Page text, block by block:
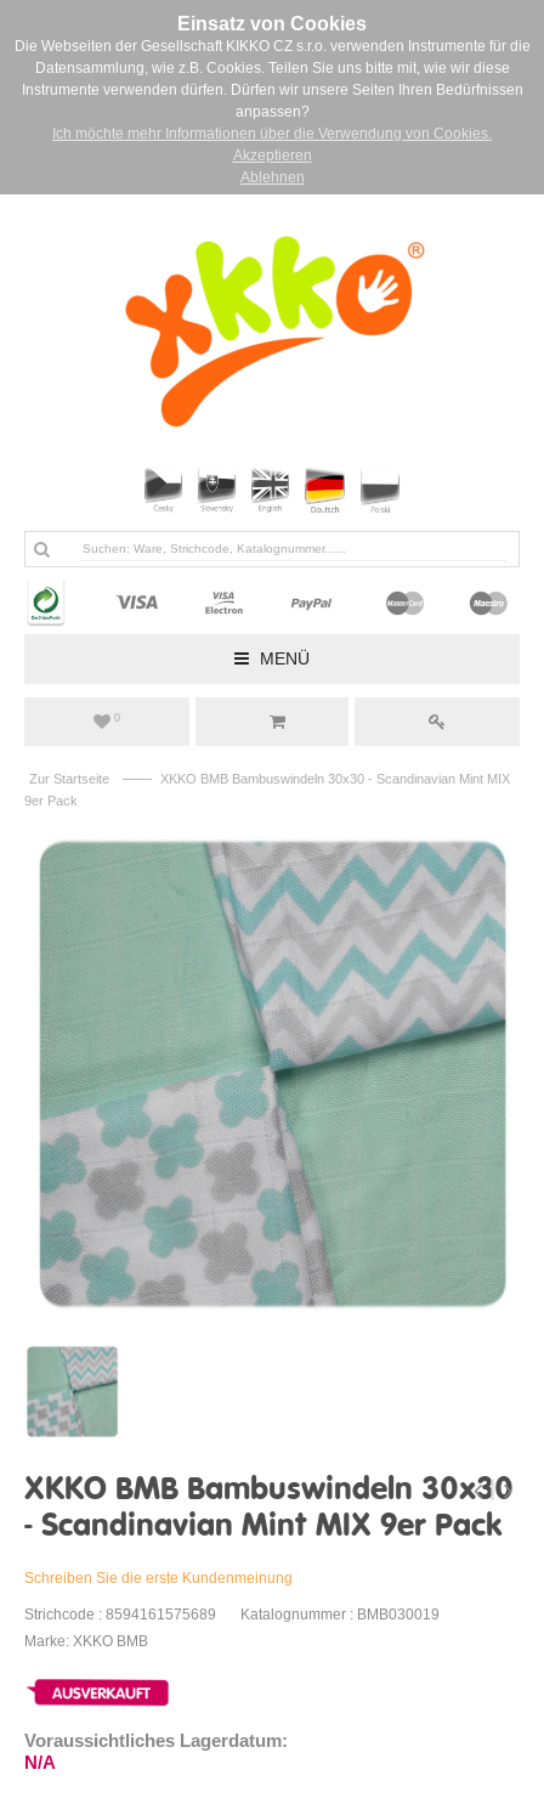
Einsatz von Cookies
Die Webseiten der Gesellschaft KIKKO CZ s.r.o. verwenden Instrumente für die
Datensammlung, wie z.B. Cookies. Teilen Sie uns bitte mit, wie wir diese
Instrumente verwenden dürfen. Dürfen wir unsere Seiten Ihren Bedürfnissen
anpassen?
Ich möchte mehr Informationen über die Verwendung von Cookies.
Akzeptieren
Ablehnen
MENÜ
0
Zur Startseite ——
XKKO BMB Bambuswindeln 30x30 - Scandinavian Mint MIX
9er Pack
XKKO BMB Bambuswindeln 30x30
- Scandinavian Mint MIX 9er Pack
Schreiben Sie die erste Kundenmeinung
Strichcode : 8594161575689
Katalognummer : BMB030019
Marke: XKKO BMB
Voraussichtliches Lagerdatum:
N/A